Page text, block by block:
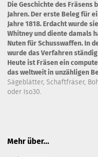
Die Geschichte des Fräsens
Jahren. Der erste Beleg für
Jahre 1818. Erdacht wurde
Whitney und diente damals
Nuten für Schusswaffen. In
wurde das Verfahren
Heute ist Fräsen ein
das weltweit in unzähligen
Sägeblätter, Schaftfräser,
oder Iso30.
Mehr über...